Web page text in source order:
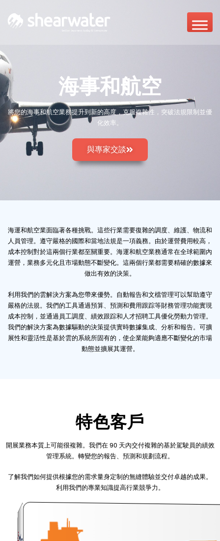
海事和航空
將您的海事和航空業務提升到新的高度，克服複雜性，突破法規限制並優
化效率。
與專家交談
海運和航空業面臨著各種挑戰。這些行業需要復雜的調度、維護、物流和
人員管理。遵守嚴格的國際和當地法規是一項義務。由於運營費用較高，
成本控制對於這兩個行業都至關重要。海運和航空業務通常在全球範圍內
運營，業務多元化且市場動態不斷變化。這兩個行業都需要精確的數據來
做出有效的決策。
利用我們的雲解決方案為您帶來優勢。自動報告和文檔管理可以幫助遵守
嚴格的法規。我們的工具通過預算、預測和費用跟踪等財務管理功能實現
成本控制，並通過員工調度、績效跟踪和人才招聘工具優化勞動力管理。
我們的解決方案為數據驅動的決策提供實時數據集成、分析和報告。可擴
展性和靈活性是基於雲的系統所固有的，使企業能夠適應不斷變化的市場
動態並擴展其運營。
特色客戶
開展業務本質上可能很複雜。我們在 90 天內交付複雜的基於駕駛員的績效
管理系統。轉變您的報告、預測和規劃流程。
了解我們如何提供根據您的需求量身定制的無縫體驗並交付卓越的成果。
利用我們的專業知識提高行業競爭力。